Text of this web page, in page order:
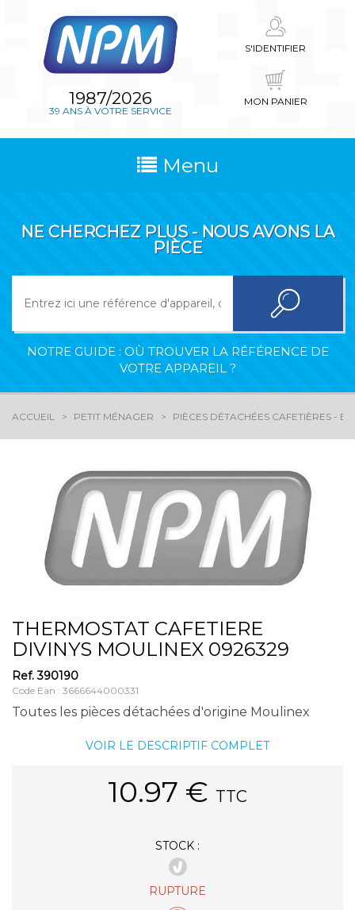
1987/2026
39 ANS À VOTRE SERVICE
S'IDENTIFIER
MON PANIER
Menu
NE CHERCHEZ PLUS - NOUS AVONS LA
PIÈCE
NOTRE GUIDE : OÙ TROUVER LA RÉFÉRENCE DE
VOTRE APPAREIL ?
ACCUEIL PETIT MÉNAGER PIÈCES DÉTACHÉES CAFETIÈRES -
THERMOSTAT CAFETIERE
DIVINYS MOULINEX 0926329
Ref.390190
Code Ean : 3666644000331
Toutes les pièces détachées d'origine Moulinex
VOIR LE DESCRIPTIF COMPLET
10.97 € TTC
STOCK :
RUPTURE